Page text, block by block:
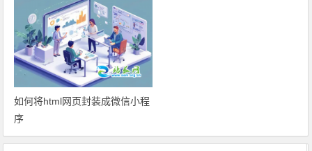
如何将html网页封装成微信小程
序